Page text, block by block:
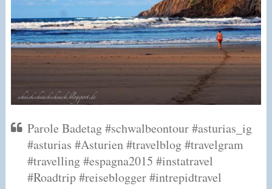
Parole Badetag #schwalbeontour #asturias_ig
#asturias #Asturien #travelblog #travelgram
#travelling #espagna2015 #instatravel
#Roadtrip #reiseblogger #intrepidtravel